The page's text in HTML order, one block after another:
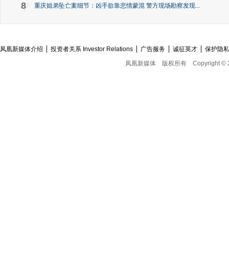
8 重庆姐弟坠亡案细节：凶手欲靠悲情蒙混 警方现场勘察发现...
凤凰新媒体介绍 投资者关系 Investor Relations 广告服务 诚征英才
保护隐
凤凰新媒体
版权所有 Copyright ©